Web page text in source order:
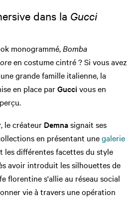
dans la Gucci
monogrammé, Bomba
en costume cintré ? Si vous avez
grande famille italienne, la
en place parGucci vous en
le créateur Demnasignait ses
en présentant unegalerie
les différentes facettes du style
avoir introduit les silhouettes de
florentine s'allie au réseau social
vie à travers une opération